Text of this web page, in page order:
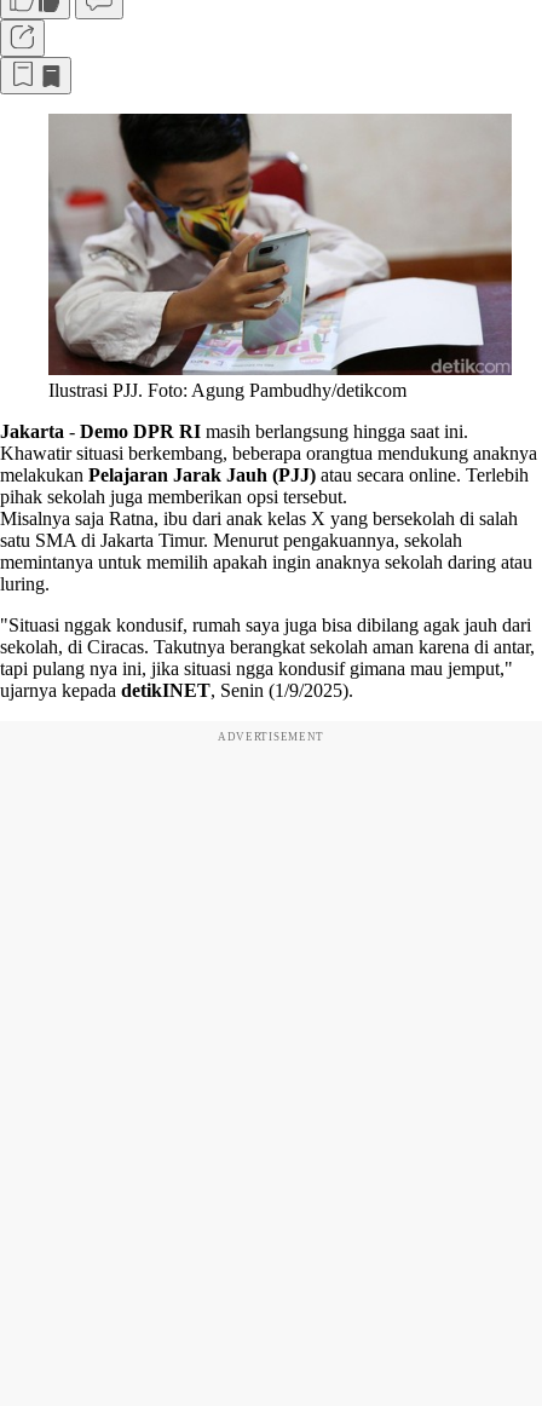
Ilustrasi PJJ. Foto: Agung Pambudhy/detikcom
Jakarta - Demo DPR RI masih berlangsung hingga saat ini.
Khawatir situasi berkembang, beberapa orangtua mendukung anaknya
melakukan Pelajaran Jarak Jauh (PJJ) atau secara online. Terlebih
pihak sekolah juga memberikan opsi tersebut.
Misalnya saja Ratna, ibu dari anak kelas X yang bersekolah di salah
satu SMA di Jakarta Timur. Menurut pengakuannya, sekolah
memintanya untuk memilih apakah ingin anaknya sekolah daring atau
luring.
"Situasi nggak kondusif, rumah saya juga bisa dibilang agak jauh dari
sekolah, di Ciracas. Takutnya berangkat sekolah aman karena di antar,
tapi pulang nya ini, jika situasi ngga kondusif gimana mau jemput,"
ujarnya kepada detikINET, Senin (1/9/2025).
ADVERTISEMENT